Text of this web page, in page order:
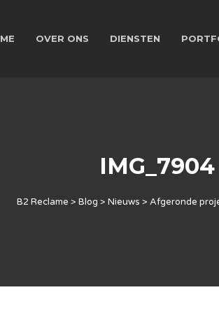
OVER ONS DIENSTEN
IMG_7904
B2 Reclame > Blog > Nieuws > Afgeronde